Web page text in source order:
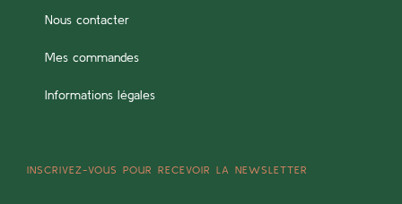
Nous contacter
Mes commandes
Informations légales
INSCRIVEZ-VOUS POUR RECEVOIR LA NEWSLETTER